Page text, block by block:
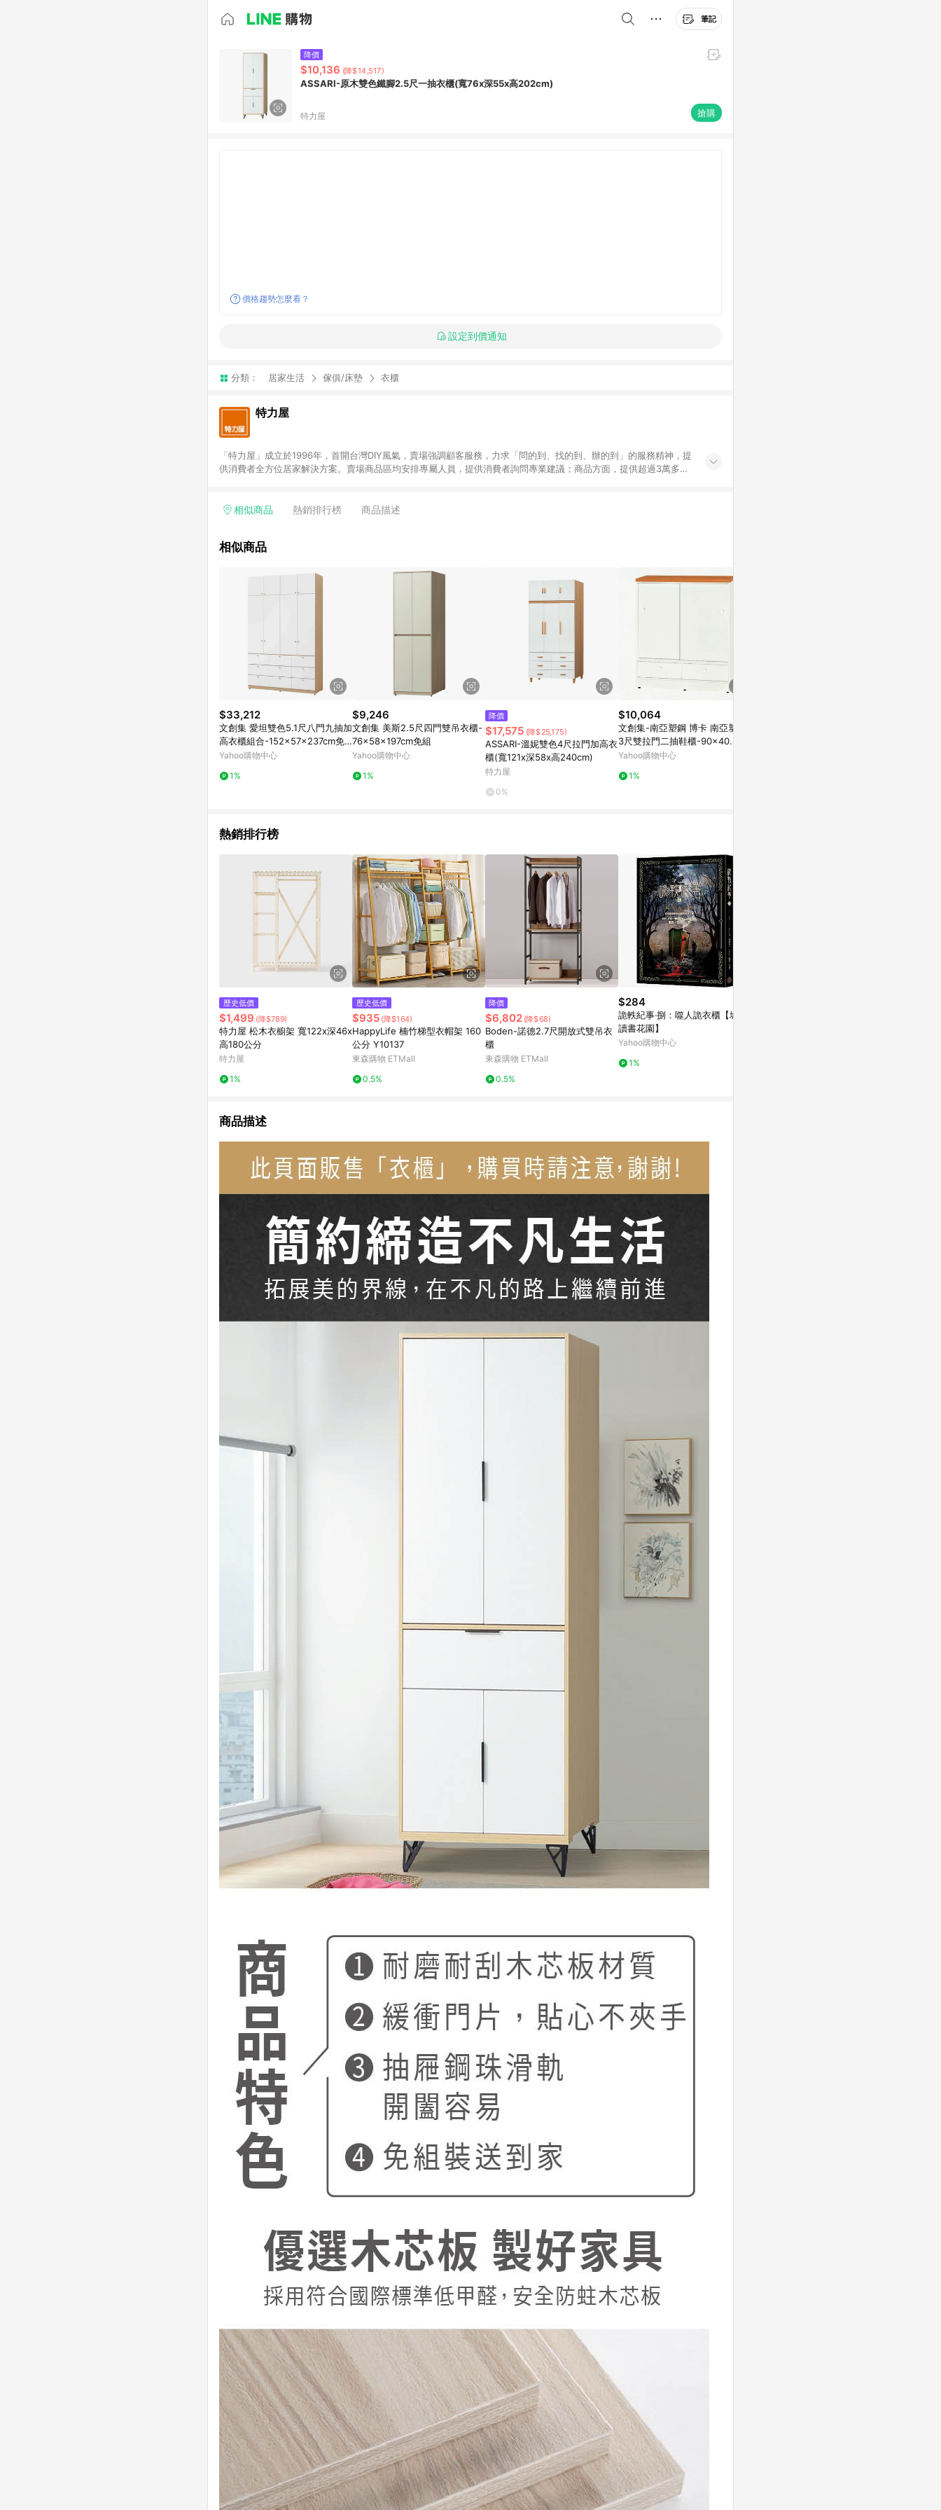
筆記
降價
$10,136 (降$14,517)
ASSARI-原木雙色鐵腳2.5尺一抽衣櫃(寬76x深55x高202cm)
特力屋 搶購
價格趨勢怎麼看？
設定到價通知
分類： 居家生活 傢俱/床墊 衣櫃
特力屋
「特力屋」成立於1996年，首開台灣DIY風氣，賣場強調顧客服務，力求「問的到、找的到、辦的到」的服務精神，提
供消費者全方位居家解決方案。賣場商品區均安排專屬人員，提供消費者詢問專業建議；商品方面，提供超過3萬多種
升服務質感，期望每一位來店顧客，能輕鬆挑選到商品(Simple to choose)、在最短的時間內完成訂購或結帳流程
相似商品 熱銷排行榜 商品描述
相似商品
$33,212
文創集 愛坦雙色5.1尺八門九抽加
高衣櫃組合-152x57x237cm免
組
Yahoo購物中心
1%
$9,246
文創集 美斯2.5尺四門雙吊衣櫃-
76x58x197cm免組
Yahoo購物中心
1%
降價
$17,575 (降$25,175)
ASSARI-溫妮雙色4尺拉門加高衣
櫃(寬121x深58x高240cm)
特力屋
0%
$10,064
文創集-南亞塑鋼 博卡 南亞塑鋼
3尺雙拉門二抽鞋櫃-90x40.8x1
03.5cm免組
Yahoo購物中心
1%
熱銷排行榜
歷史低價
$1,499 (降$789)
特力屋 松木衣櫥架 寬122x深46x
高180公分
特力屋
1%
歷史低價
$935 (降$164)
HappyLife 楠竹梯型衣帽架 160
公分 Y10137
東森購物 ETMall
0.5%
降價
$6,802 (降$68)
Boden-諾德2.7尺開放式雙吊衣
櫃
東森購物 ETMall
0.5%
$284
詭軼紀事‧捌：噬人詭衣櫃【城邦
讀書花園】
Yahoo購物中心
1%
商品描述